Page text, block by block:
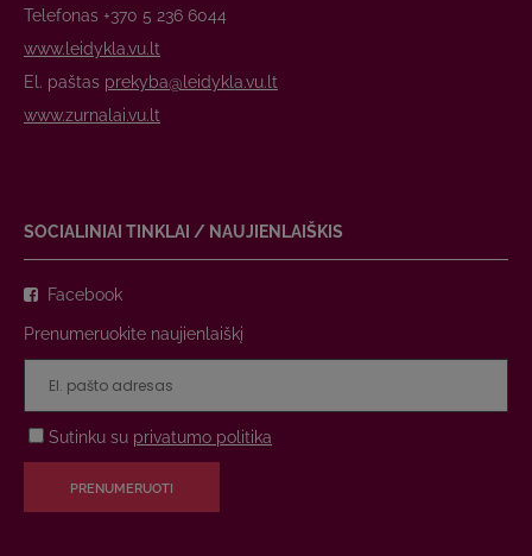
Telefonas +370 5 236 6044
www.leidykla.vu.lt
El. paštas prekyba@leidykla.vu.lt
www.zurnalai.vu.lt
SOCIALINIAI TINKLAI / NAUJIENLAIŠKIS
Facebook
Prenumeruokite naujienlaiškį
Sutinku su privatumo politika
PRENUMERUOTI